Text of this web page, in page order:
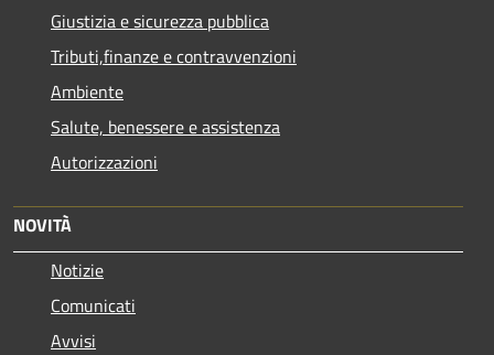
Giustizia e sicurezza pubblica
Tributi,finanze e contravvenzioni
Ambiente
Salute, benessere e assistenza
Autorizzazioni
NOVITÀ
Notizie
Comunicati
Avvisi